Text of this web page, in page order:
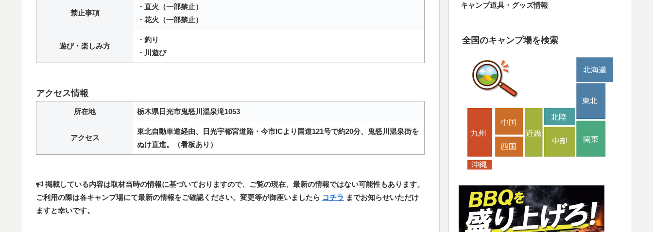
禁止事項
・直火（一部禁止）
・花火（一部禁止）
遊び・楽しみ方
・釣り
・川遊び
アクセス情報
所在地 栃木県日光市鬼怒川温泉滝1053
アクセス
東北自動車道経由、日光宇都宮道路・今市ICより国道121号で約20分、鬼怒川温泉街を
ぬけ直進。（看板あり）
掲載している内容は取材当時の情報に基づいておりますので、ご覧の現在、最新の情報ではない可能性もあります。
ご利用の際は各キャンプ場にて最新の情報をご確認ください。変更等が御座いましたら コチラ までお知らせいただけ
ますと幸いです。
キャンプ道具・グッズ情報
全国のキャンプ場を検索